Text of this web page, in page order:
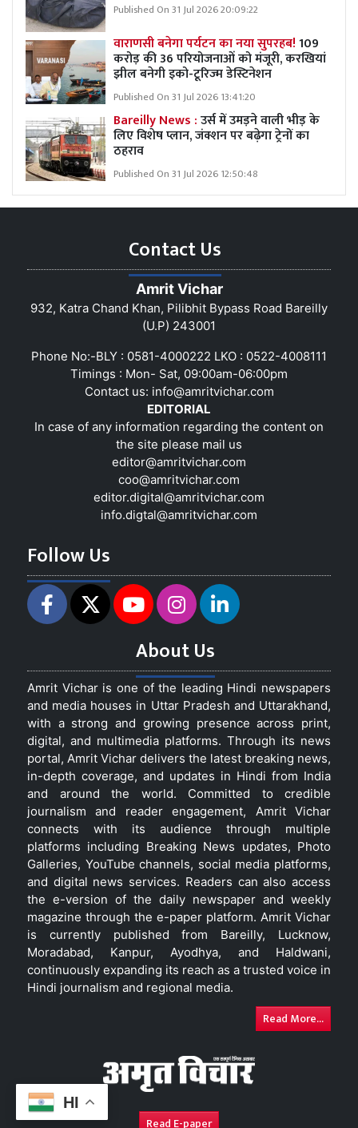
HI
Published On 31 Jul 2026 20:09:22
वाराणसी बनेगा पर्यटन का नया सुपरहब!109
करोड़ की 36 परियोजनाओं को मंजूरी, करखियां
झील बनेगी इको-टूरिज्म डेस्टिनेशन
Published On 31 Jul 2026 13:41:20
Bareilly News :उर्स में उमड़ने वाली भीड़ के
लिए विशेष प्लान, जंक्शन पर बढ़ेगा ट्रेनों का
ठहराव
Published On 31 Jul 2026 12:50:48
Contact Us
Amrit Vichar
932, Katra Chand Khan, Pilibhit Bypass Road Bareilly
(U.P) 243001
Phone No:-BLY : 0581-4000222 LKO : 0522-4008111
Timings : Mon- Sat, 09:00am-06:00pm
Contact us: info@amritvichar.com
EDITORIAL
In case of any information regarding the content on
the site please mail us
editor@amritvichar.com
coo@amritvichar.com
editor.digital@amritvichar.com
info.digtal@amritvichar.com
Follow Us
About Us
Amrit Vichar is one of the leading Hindi newspapers
and media houses in Uttar Pradesh and Uttarakhand,
with a strong and growing presence across print,
digital, and multimedia platforms. Through its news
portal, Amrit Vichar delivers the latest breaking news,
in-depth coverage, and updates in Hindi from India
and around the world. Committed to credible
journalism and reader engagement, Amrit Vichar
connects with its audience through multiple
platforms including Breaking News updates, Photo
Galleries, YouTube channels, social media platforms,
and digital news services. Readers can also access
the e-version of the daily newspaper and weekly
magazine through the e-paper platform. Amrit Vichar
is currently published from Bareilly, Lucknow,
Moradabad, Kanpur, Ayodhya, and Haldwani,
continuously expanding its reach as a trusted voice in
Hindi journalism and regional media.
Read More...
Read E-paper